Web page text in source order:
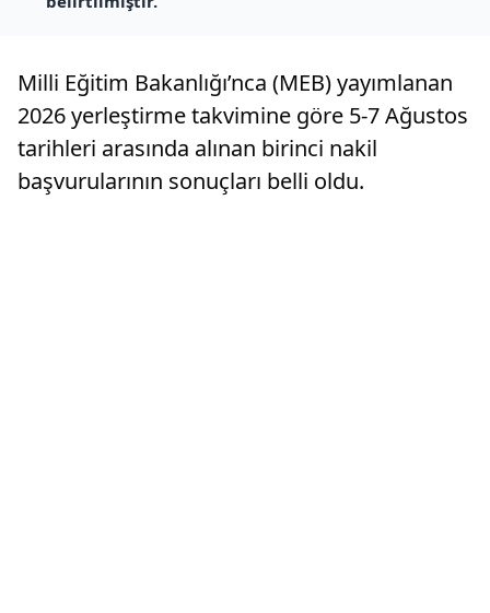
Milli Eğitim Bakanlığı’nca (MEB) yayımlanan
2026 yerleştirme takvimine göre 5-7 Ağustos
tarihleri arasında alınan birinci nakil
başvurularının sonuçları belli oldu.